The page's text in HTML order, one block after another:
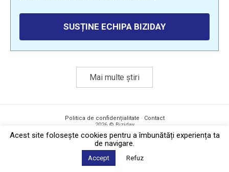
SUSȚINE ECHIPA BIZIDAY
Mai multe știri
Politica de confidențialitate · Contact
2026 © Biziday
Acest site foloseşte cookies pentru a îmbunătăți experiența ta
de navigare.
Accept Refuz